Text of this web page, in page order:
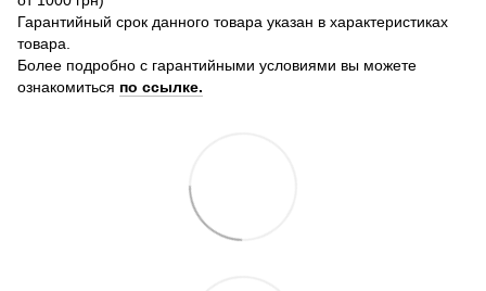
Гарантийный срок данного товара указан в характеристиках
товара.
Более подробно с гарантийными условиями вы можете
ознакомиться по ссылке.